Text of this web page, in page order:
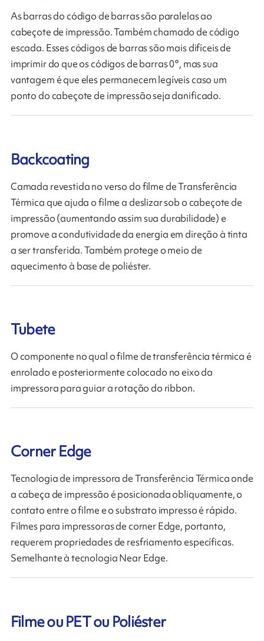
As barras do código de barras são paralelas ao
cabeçote de impressão. Também chamado de código
escada. Esses códigos de barras são mais difíceis de
imprimir do que os códigos de barras 0°, mas sua
vantagem é que eles permanecem legíveis caso um
ponto do cabeçote de impressão seja danificado.
Backcoating
Camada revestida no verso do filme de Transferência
Térmica que ajuda o filme a deslizar sob o cabeçote de
impressão (aumentando assim sua durabilidade) e
promove a condutividade da energia em direção à tinta
a ser transferida. Também protege o meio de
aquecimento à base de poliéster.
Tubete
O componente no qual o filme de transferência térmica é
enrolado e posteriormente colocado no eixo da
impressora para guiar a rotação do ribbon.
Corner Edge
Tecnologia de impressora de Transferência Térmica onde
a cabeça de impressão é posicionada obliquamente, o
contato entre o filme e o substrato impresso é rápido.
Filmes para impressoras de corner Edge, portanto,
requerem propriedades de resfriamento específicas.
Semelhante à tecnologia Near Edge.
Filme ou PET ou Poliéster